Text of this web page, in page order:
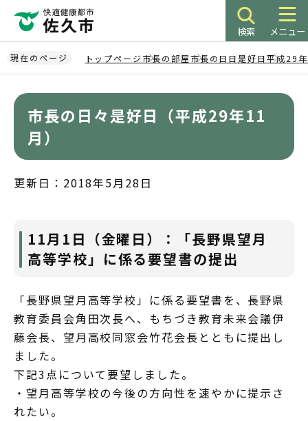
ペ
ー
ジ
検索 メニュー
現在のページ トップページ 市長の部屋 市長の日日是好日平成29
市長の日々是好日（平成29年11
月）
更新日：2018年5月28日
11月1日（金曜日）：「長野県望月
高等学校」に係る要望書の提出
「長野県望月高等学校」に係る要望書を、長野県
教育委員会角田次長へ、もちづき教育未来会議伊
藤会長、望月高校同窓会竹花会長とともに提出し
ました。
下記3点について要望しました。
・望月高等学校の今後の方向性を速やかに提示さ
れたい。